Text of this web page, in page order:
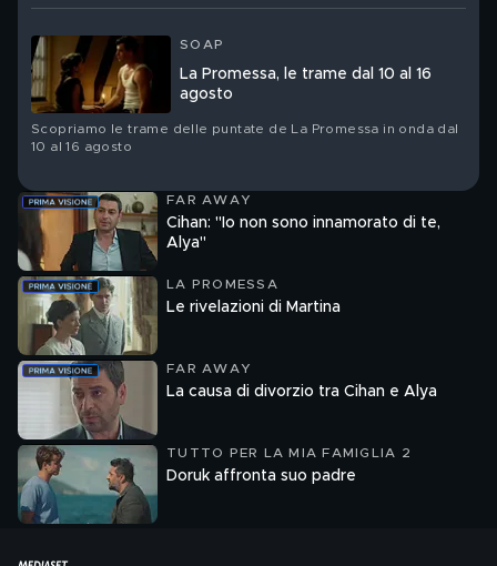
SOAP
La Promessa, le trame dal 10 al 16
agosto
Scopriamo le trame delle puntate de La Promessa in onda dal
10 al 16 agosto
FAR AWAY
Cihan: "Io non sono innamorato di te,
Alya"
LA PROMESSA
Le rivelazioni di Martina
FAR AWAY
La causa di divorzio tra Cihan e Alya
TUTTO PER LA MIA FAMIGLIA 2
Doruk affronta suo padre